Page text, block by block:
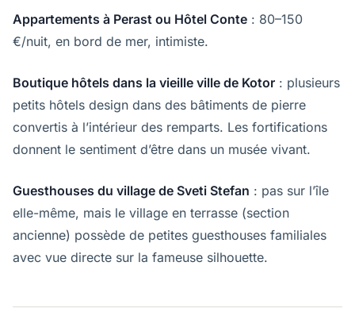
Appartements à Perast ou Hôtel Conte : 80–150
€/nuit, en bord de mer, intimiste.
Boutique hôtels dans la vieille ville de Kotor : plusieurs
petits hôtels design dans des bâtiments de pierre
convertis à l’intérieur des remparts. Les fortifications
donnent le sentiment d’être dans un musée vivant.
Guesthouses du village de Sveti Stefan : pas sur l’île
elle-même, mais le village en terrasse (section
ancienne) possède de petites guesthouses familiales
avec vue directe sur la fameuse silhouette.